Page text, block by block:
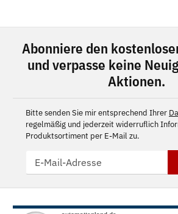
Abonniere den
und verpasse keine
Aktionen.
Bitte senden Sie mir entsprechend Ihrer
regelmäßig und jederzeit widerruflich
Produktsortiment per E-Mail zu.